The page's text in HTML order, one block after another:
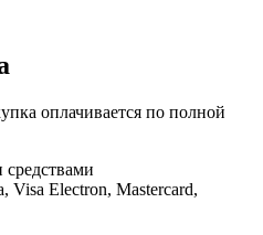
оплачивается по полной
Visa Electron, Mastercard,